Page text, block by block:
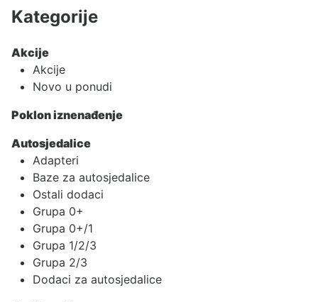
Kategorije
Akcije
Akcije
Novo u ponudi
Poklon iznenađenje
Autosjedalice
Adapteri
Baze za autosjedalice
Ostali dodaci
Grupa 0+
Grupa 0+/1
Grupa 1/2/3
Grupa 2/3
Dodaci za autosjedalice